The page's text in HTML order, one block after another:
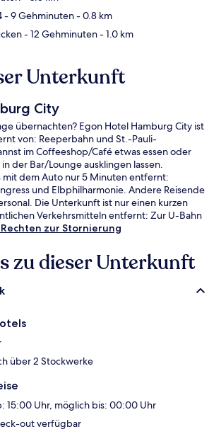
- 9 Gehminuten- 0.8 km
- 12 Gehminuten- 1.0 km
Unterkunft
City
übernachten? Egon Hotel Hamburg City ist
von: Reeperbahn und St.-Pauli-
im Coffeeshop/Café etwas essen oder
der Bar/Lounge ausklingen lassen.
dem Auto nur 5 Minuten entfernt:
und Elbphilharmonie. Andere Reisende
Die Unterkunft ist nur einen kurzen
Verkehrsmitteln entfernt: Zur U-Bahn
Reeperbahn) bzw. 7 Minuten (S-Bahn-
zur Stornierung
zu dieser Unterkunft
über 2 Stockwerke
15:00 Uhr, möglich bis: 00:00 Uhr
out verfügbar